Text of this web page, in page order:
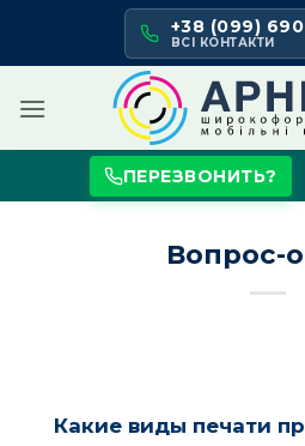
content
+38 (099)
ВСІ КОНТАКТИ
ПЕРЕЗВОНИТЬ?
Вопрос-
Какие виды печати